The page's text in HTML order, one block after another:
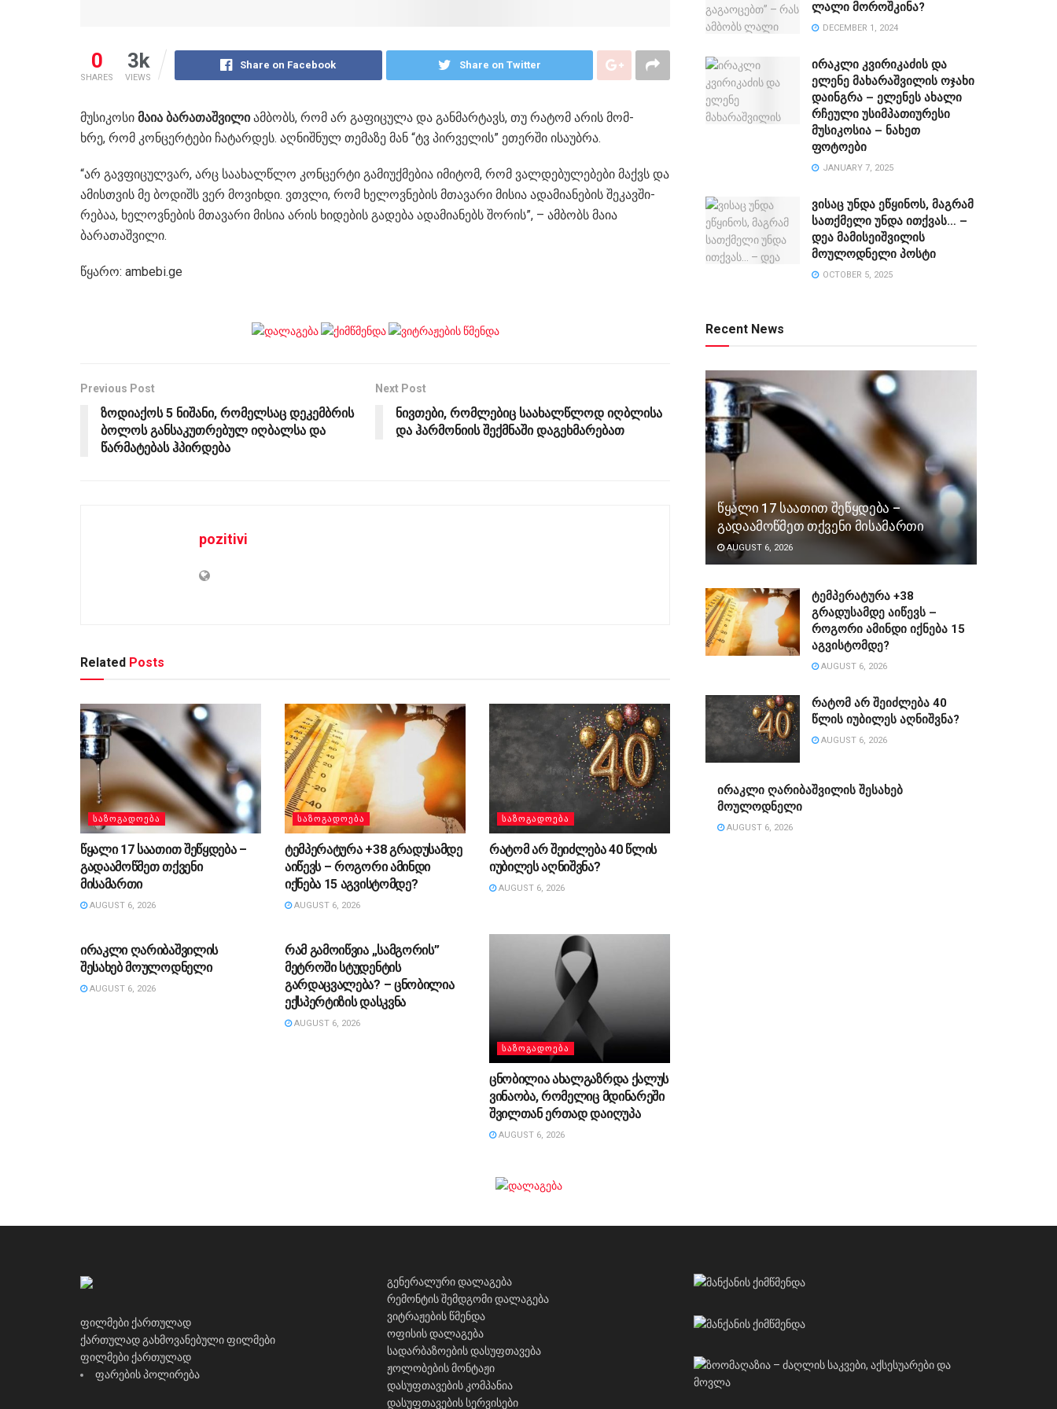
0
SHARES
3k
VIEWS
Share on Facebook Share on Twitter
მუ­სი­კო­სი მაია ბა­რა­თაშ­ვი­ლიამ­ბობს, რომ არ გა­ფი­ცუ­ლა და გან­მარ­ტავს, თუ რა­ტომ არის მომ­
ხრე, რომ კონ­ცერ­ტე­ბი ჩა­ტარ­დეს. აღ­ნიშ­ნულ თე­მა­ზე მან “ტვ პირ­ვე­ლის” ეთერ­ში ისა­უბ­რა.
“არ გავ­ფი­ცულ­ვარ, არც სა­ა­ხალ­წლო კონ­ცერ­ტი გა­მი­უქ­მე­ბია იმი­ტომ, რომ ვალ­დე­ბუ­ლე­ბე­ბი მაქვს და
ამის­თვის მე ბო­დიშს ვერ მო­ვიხ­დი. ვთვლი, რომ ხე­ლოვ­ნე­ბის მთა­ვა­რი მი­სია ადა­მი­ა­ნე­ბის შე­კავ­ში­
რე­ბაა, ხე­ლოვ­ნე­ბის მთა­ვა­რი მი­სია არის ხი­დე­ბის გა­დე­ბა ადა­მი­ა­ნებს შო­რის”, – ამბობს მაია
ბარათაშვილი.
წყარო: ambebi.ge
Previous Post
ზოდიაქოს 5 ნიშანი, რომელსაც დეკემბრის
ბოლოს განსაკუთრებულ იღბალსა და
წარმატებას ჰპირდება
Next Post
ნივთები, რომლებიც საახალწლოდ იღბლისა
და ჰარმონიის შექმნაში დაგეხმარებათ
pozitivi
Related Posts
ᲡᲐᲖᲝᲒᲐᲓᲝᲔᲑᲐ
წყალი 17 საათით შეწყდება –
გადაამოწმეთ თქვენი
მისამართი
AUGUST 6, 2026
ᲡᲐᲖᲝᲒᲐᲓᲝᲔᲑᲐ
ტემპერატურა +38 გრადუსამდე
აიწევს – როგორი ამინდი
იქნება 15 აგვისტომდე?
AUGUST 6, 2026
ᲡᲐᲖᲝᲒᲐᲓᲝᲔᲑᲐ
რატომ არ შეიძლება 40 წლის
იუბილეს აღნიშვნა?
AUGUST 6, 2026
ირაკლი ღარიბაშვილის
შესახებ მოულოდნელი
AUGUST 6, 2026
რამ გამოიწვია „სამგორის”
მეტროში სტუდენტის
გარდაცვალება? – ცნობილია
ექსპერტიზის დასკვნა
AUGUST 6, 2026
ᲡᲐᲖᲝᲒᲐᲓᲝᲔᲑᲐ
ცნობილია ახალგაზრდა ქალუს
ვინაობა, რომელიც მდინარეში
შვილთან ერთად დაიღუპა
AUGUST 6, 2026
ლალი მოროშკინა?
DECEMBER 1, 2024
ირაკლი კვირიკაძის და
ელენე მახარაშვილის ოჯახი
დაინგრა – ელენეს ახალი
რჩეული უსიმპათიურესი
მუსიკოსია – ნახეთ
ფოტოები
JANUARY 7, 2025
ვისაც უნდა ეწყინოს, მაგრამ
სათქმელი უნდა ითქვას… –
დეა მამისეიშვილის
მოულოდნელი პოსტი
OCTOBER 5, 2025
Recent News
წყალი 17 საათით შეწყდება –
გადაამოწმეთ თქვენი მისამართი
AUGUST 6, 2026
ტემპერატურა +38
გრადუსამდე აიწევს –
როგორი ამინდი იქნება 15
აგვისტომდე?
AUGUST 6, 2026
რატომ არ შეიძლება 40
წლის იუბილეს აღნიშვნა?
AUGUST 6, 2026
ირაკლი ღარიბაშვილის შესახებ
მოულოდნელი
AUGUST 6, 2026
ფილმები ქართულად
ქართულად გახმოვანებული ფილმები
ფილმები ქართულად
ფარების პოლირება
გენერალური დალაგება
რემონტის შემდგომი დალაგება
ვიტრაჟების წმენდა
ოფისის დალაგება
სადარბაზოების დასუფთავება
ჟოლობების მონტაჟი
დასუფთავების კომპანია
დასუფთავების სერვისები